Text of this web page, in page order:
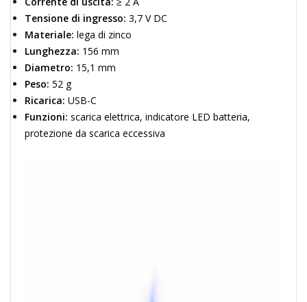
Tensione di ingresso: 3,7 V DC
Materiale: lega di zinco
Lunghezza: 156 mm
Diametro: 15,1 mm
Peso: 52 g
Ricarica: USB-C
Funzioni: scarica elettrica, indicatore LED batteria,
protezione da scarica eccessiva